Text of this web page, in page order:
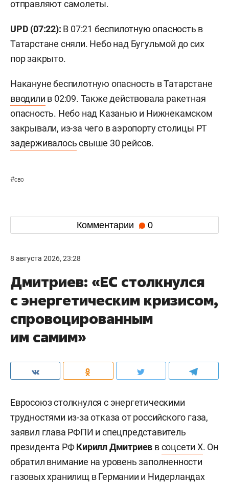
отправляют самолеты.
UPD (07:22): В 07:21 беспилотную опасность в
Татарстане сняли. Небо над Бугульмой до сих
пор закрыто.
Накануне беспилотную опасность в Татарстане
вводили в 02:09. Также действовала ракетная
опасность. Небо над Казанью и Нижнекамском
закрывали, из-за чего в аэропорту столицы РТ
задерживалосьсвыше 30 рейсов.
#сво
Комментарии 0
8 августа 2026, 23:28
Дмитриев: «ЕС столкнулся
с энергетическим кризисом,
спровоцированным
им самим»
Евросоюз столкнулся с энергетическими
трудностями из-за отказа от российского газа,
заявил глава РФПИ и спецпредставитель
президента РФКирилл Дмитриев всоцсети X. Он
обратил внимание на уровень заполненности
газовых хранилищ в Германии и Нидерландах